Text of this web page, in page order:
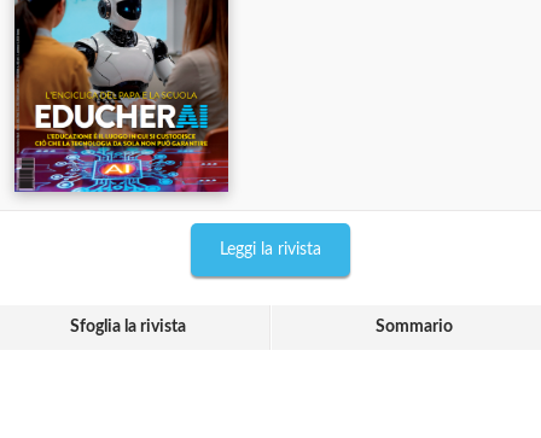
Leggi la rivista
Sfoglia la rivista Sommario